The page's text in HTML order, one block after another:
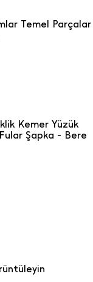
Temel Parçalar
Kemer Yüzük
Şapka - Bere